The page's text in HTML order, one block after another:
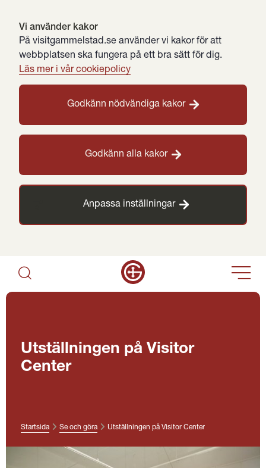
Vi använder kakor
På visitgammelstad.se använder vi kakor för att
webbplatsen ska fungera på ett bra sätt för dig.
Läs mer i vår cookiepolicy
Godkänn nödvändiga kakor
Godkänn alla kakor
Anpassa inställningar
Utställningen på Visitor
Center
Startsida Se och göra Utställningen på Visitor Center